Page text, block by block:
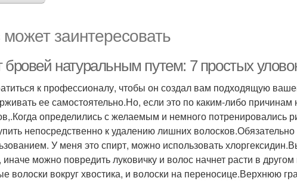
заинтересовать
бровей натуральным путем: 7 простых
к профессионалу, чтобы он создал вам подходящую
ее самостоятельно.Но, если это по каким-либо
определились с желаемым и немного потренировались
непосредственно к удалению лишних
У меня это спирт, можно использовать
иначе можно повредить луковичку и волос начнет расти в
волоски вокруг хвостика, и волоски на переносице.Верхнюю